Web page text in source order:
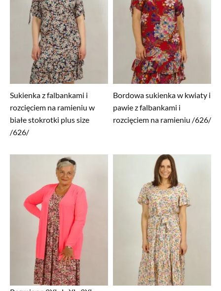
Sukienka z falbankami i
rozcięciem na ramieniu w
białe stokrotki plus size
/626/
Bordowa sukienka w kwiaty i
pawie z falbankami i
rozcięciem na ramieniu /626/